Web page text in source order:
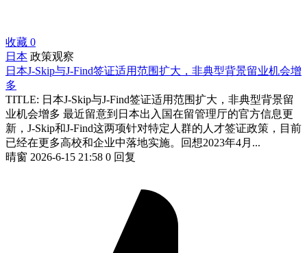
收藏 0
日本 政策观察
日本J-Skip与J-Find签证适用范围扩大，非典型背景留业机会增
多
TITLE: 日本J-Skip与J-Find签证适用范围扩大，非典型背景留
业机会增多 最近留意到日本出入国在留管理厅的官方信息更
新，J-Skip和J-Find这两项针对特定人群的人才签证政策，目前
已经在更多高校和企业中落地实施。回想2023年4月...
晴窗 2026-6-15 21:58 0 回复